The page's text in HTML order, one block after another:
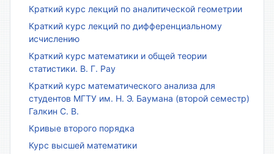
Краткий курс лекций по аналитической геометрии
Краткий курс лекций по дифференциальному
исчислению
Краткий курс математики и общей теории
статистики. В. Г. Рау
Краткий курс математического анализа для
студентов МГТУ им. Н. Э. Баумана (второй семестр)
Галкин С. В.
Кривые второго порядка
Курс высшей математики